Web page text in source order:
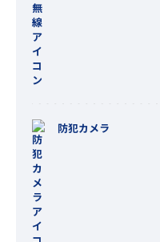
防犯カメラ